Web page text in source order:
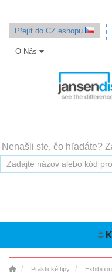
Přejít do CZ eshopu
O Nás
Nenašli ste, čo hľadáte?
Praktické tipy